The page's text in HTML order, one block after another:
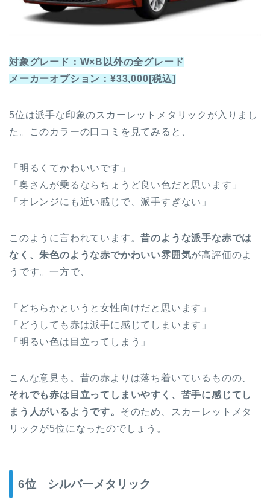
対象グレード：W×B以外の全グレード
メーカーオプション：¥33,000[税込]
5位は派手な印象のスカーレットメタリックが入りまし
た。このカラーの口コミを見てみると、
「明るくてかわいいです」
「奥さんが乗るならちょうど良い色だと思います」
「オレンジにも近い感じで、派手すぎない」
このように言われています。昔のような派手な赤では
なく、朱色のような赤でかわいい雰囲気が高評価のよ
うです。一方で、
「どちらかというと女性向けだと思います」
「どうしても赤は派手に感じてしまいます」
「明るい色は目立ってしまう」
こんな意見も。昔の赤よりは落ち着いているものの、
それでも赤は目立ってしまいやすく、苦手に感じてし
まう人がいるようです。 そのため、スカーレットメタ
リックが5位になったのでしょう。
6位 シルバーメタリック